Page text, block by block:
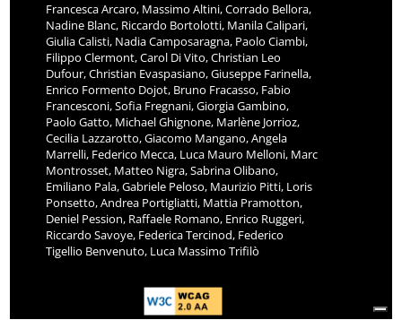
Francesca Arcaro, Massimo Altini, Corrado Bellora,
Nadine Blanc, Riccardo Bortolotti, Manila Calipari,
Giulia Calisti, Nadia Camposaragna, Paolo Ciambi,
Filippo Clermont, Carol Di Vito, Christian Leo
Dufour, Christian Evaspasiano, Giuseppe Farinella,
Enrico Formento Dojot, Bruno Fracasso, Fabio
Francesconi, Sofia Fregnani, Giorgia Gambino,
Paolo Gatto, Michael Ghignone, Marlène Jorrioz,
Cecilia Lazzarotto, Giacomo Mangano, Angela
Marrelli, Federico Mecca, Luca Mauro Melloni, Marc
Montrosset, Matteo Nigra, Sabrina Olibano,
Emiliano Pala, Gabriele Peloso, Maurizio Pitti, Loris
Ponsetto, Andrea Portigliatti, Mattia Pramotton,
Deniel Pession, Raffaele Romano, Enrico Ruggeri,
Riccardo Savoye, Federica Tercinod, Federico
Tigellio Benvenuto, Luca Massimo Trifilò